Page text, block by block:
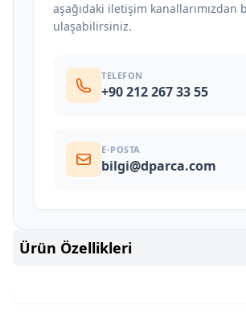
aşağıdaki iletişim kanallarımızdan
ulaşabilirsiniz.
TELEFON
+90 212 267 33 55
E-POSTA
bilgi@dparca.com
Ürün Özellikleri